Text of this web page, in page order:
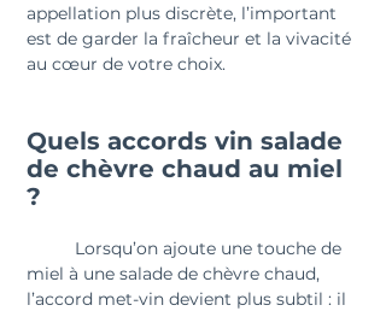
appellation plus discrète, l’important
est de garder la fraîcheur et la vivacité
au cœur de votre choix.
Quels accords vin salade
de chèvre chaud au miel
?
miel à une salade de chèvre chaud,
l’accord met-vin devient plus subtil : il